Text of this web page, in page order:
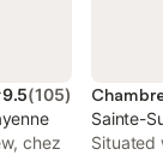
9.5(105)
chez
Sainte-
Situated